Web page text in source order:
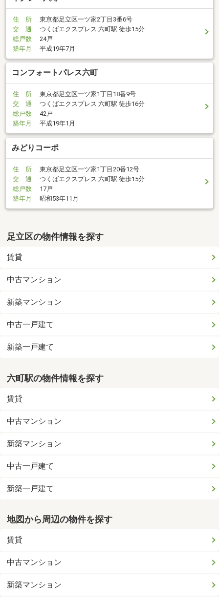
住 所
東京都足立区一ツ家2丁目3番6号
交 通
つくばエクスプレス 六町駅 徒歩15分
総戸数
24戸
築年月
平成19年7月
コンフォートパレス六町
住 所
東京都足立区一ツ家1丁目18番9号
交 通
つくばエクスプレス 六町駅 徒歩16分
総戸数
42戸
築年月
平成19年1月
みどりコーポ
住 所
東京都足立区一ツ家1丁目20番12号
交 通
つくばエクスプレス 六町駅 徒歩15分
総戸数
17戸
築年月
昭和53年11月
足立区の物件情報を探す
賃貸
中古マンション
新築マンション
中古一戸建て
新築一戸建て
六町駅の物件情報を探す
賃貸
中古マンション
新築マンション
中古一戸建て
新築一戸建て
地図から周辺の物件を探す
賃貸
中古マンション
新築マンション